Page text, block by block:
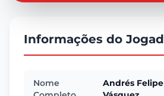
Informações do
Nome
Andrés